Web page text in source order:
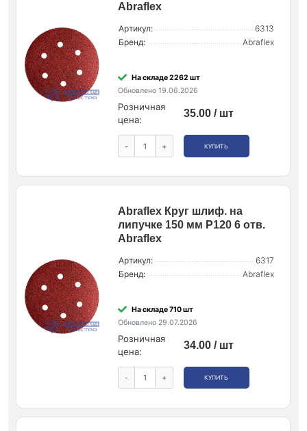
Abraflex
Артикул:
6313
Бренд:
Abraflex
На складе 2262 шт
Обновлено 19.06.2026
Розничная
цена:
35.00 / шт
- + КУПИТЬ
Abraflex Круг шлиф. на
липучке 150 мм P120 6 отв.
Abraflex
Артикул:
6317
Бренд:
Abraflex
На складе 710 шт
Обновлено 29.07.2026
Розничная
цена:
34.00 / шт
- + КУПИТЬ